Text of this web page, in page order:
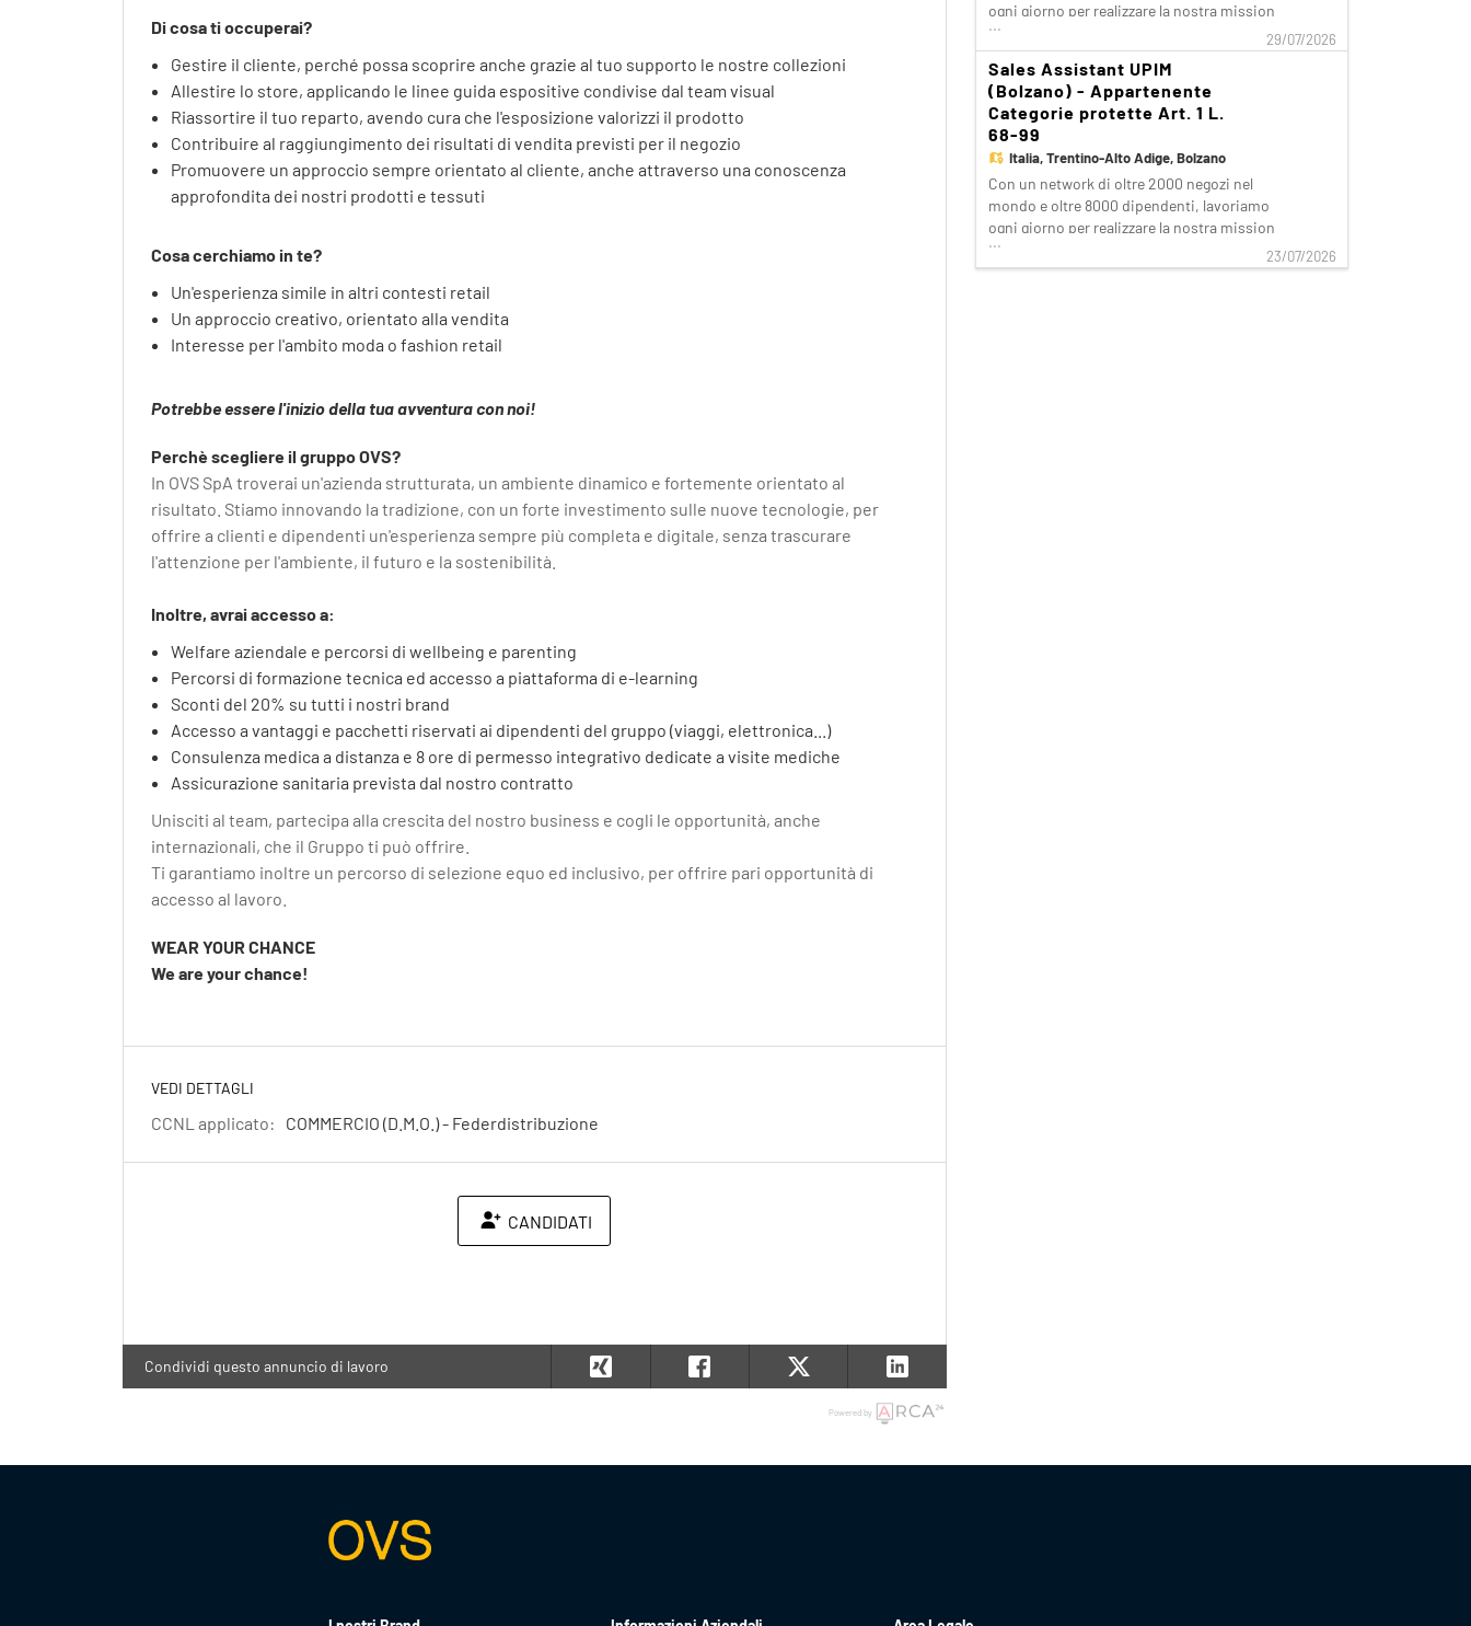
Di cosa ti occuperai?
Gestire il cliente, perché possa scoprire anche grazie al tuo supporto le nostre collezioni
Allestire lo store, applicando le linee guida espositive condivise dal team visual
Riassortire il tuo reparto, avendo cura che l'esposizione valorizzi il prodotto
Contribuire al raggiungimento dei risultati di vendita previsti per il negozio
Promuovere un approccio sempre orientato al cliente, anche attraverso una conoscenza
approfondita dei nostri prodotti e tessuti
Cosa cerchiamo in te?
Un'esperienza simile in altri contesti retail
Un approccio creativo, orientato alla vendita
Interesse per l'ambito moda o fashion retail
Potrebbe essere l'inizio della tua avventura con noi!
Perchè scegliere il gruppo OVS?
In OVS SpA troverai un'azienda strutturata, un ambiente dinamico e fortemente orientato al
risultato. Stiamo innovando la tradizione, con un forte investimento sulle nuove tecnologie, per
offrire a clienti e dipendenti un'esperienza sempre più completa e digitale, senza trascurare
l'attenzione per l'ambiente, il futuro e la sostenibilità.
Inoltre, avrai accesso a:
Welfare aziendale e percorsi di wellbeing e parenting
Percorsi di formazione tecnica ed accesso a piattaforma di e-learning
Sconti del 20% su tutti i nostri brand
Accesso a vantaggi e pacchetti riservati ai dipendenti del gruppo (viaggi, elettronica...)
Consulenza medica a distanza e 8 ore di permesso integrativo dedicate a visite mediche
Assicurazione sanitaria prevista dal nostro contratto
Unisciti al team, partecipa alla crescita del nostro business e cogli le opportunità, anche
internazionali, che il Gruppo ti può offrire.
Ti garantiamo inoltre un percorso di selezione equo ed inclusivo, per offrire pari opportunità di
accesso al lavoro.
WEAR YOUR CHANCE
We are your chance!
VEDI DETTAGLI
CCNL applicato: COMMERCIO (D.M.O.) - Federdistribuzione
CANDIDATI
Condividi questo annuncio di lavoro
Powered by
ogni giorno per realizzare la nostra mission
di rendere il bello accessibile a tutti.
Facciamo la differenza per i nostri clienti
attraverso i brand del nostro gruppo: OVS,
OVS Kids, UPIM, Blukids, Croff, Les Copains,
S
...
29/07/2026
Sales Assistant UPIM
(Bolzano) - Appartenente
Categorie protette Art. 1 L.
68-99
Italia,Trentino-Alto Adige, Bolzano
Con un network di oltre 2000 negozi nel
mondo e oltre 8000 dipendenti, lavoriamo
ogni giorno per realizzare la nostra mission
di rendere il bello accessibile a tutti.
Facciamo la differenza per i nostri clienti
...
23/07/2026